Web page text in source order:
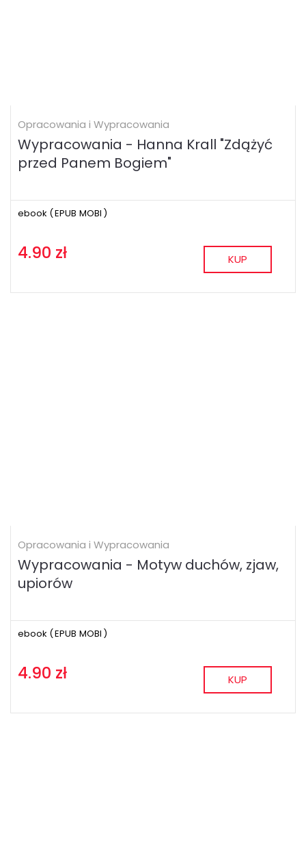
Opracowania i Wypracowania
Wypracowania - Hanna Krall "Zdążyć
przed Panem Bogiem"
ebook (EPUB MOBI )
4.90 zł KUP
Opracowania i Wypracowania
Wypracowania - Motyw duchów, zjaw,
upiorów
ebook (EPUB MOBI )
4.90 zł KUP